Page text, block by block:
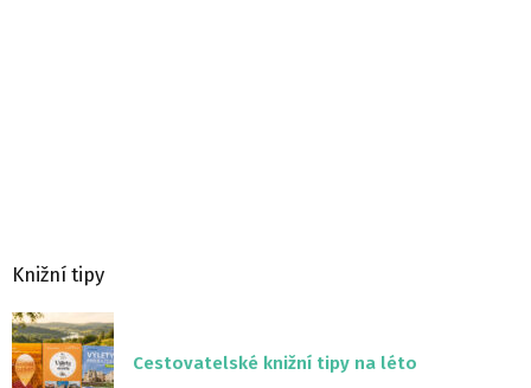
Knižní tipy
Cestovatelské knižní tipy na léto